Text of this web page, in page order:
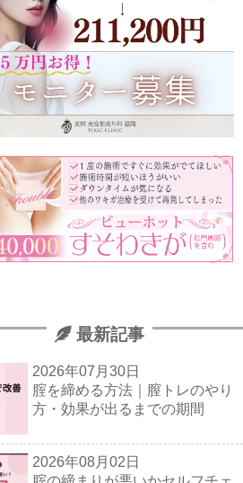
最新記事
2026年07月30日
腟を締める方法｜膣トレのやり
方・効果が出るまでの期間
2026年08月02日